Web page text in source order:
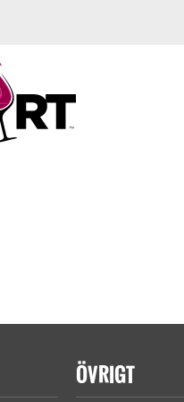
ÖVRIGT